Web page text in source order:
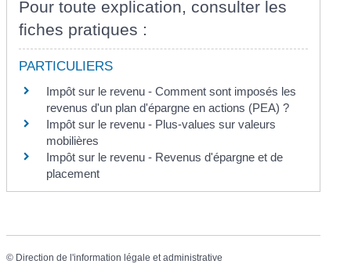
Pour toute explication, consulter les
fiches pratiques :
PARTICULIERS
Impôt sur le revenu - Comment sont imposés les
revenus d'un plan d'épargne en actions (PEA) ?
Impôt sur le revenu - Plus-values sur valeurs
mobilières
Impôt sur le revenu - Revenus d'épargne et de
placement
© Direction de l'information légale et administrative